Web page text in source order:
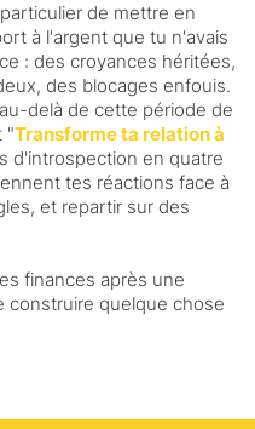
de mettre en
à l'argent que tu n'avais
: des croyances héritées,
des blocages enfouis.
delà de cette période de
"Transforme ta relation à
d'introspection en quatre
tes réactions face à
et repartir sur des
finances après une
construire quelque chose